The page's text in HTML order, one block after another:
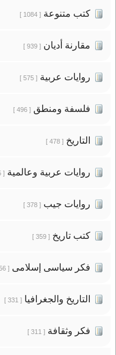
كتب متنوعة[ 1084 ]
مقارنة أديان[ 939 ]
روايات عربية[ 575 ]
فلسفة ومنطق[ 496 ]
التاريخ[ 478 ]
روايات عربية وعالمية[ 395 ]
روايات جيب[ 378 ]
كتب تاريخ[ 359 ]
فكر سياسى إسلامى[ 356 ]
التاريخ والجغرافيا[ 331 ]
فكر وثقافة[ 311 ]